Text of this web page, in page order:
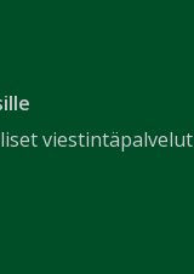
viestintäpalvelut